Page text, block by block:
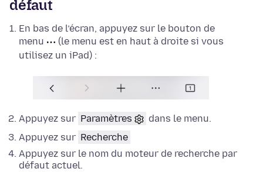
défaut
En bas de l’écran, appuyez sur le bouton de
menu
(le menu est en haut à droite si vous
utilisez un iPad) :
Appuyez sur Paramètres
dans le menu.
Appuyez sur Recherche
Appuyez sur le nom du moteur de recherche par
défaut actuel.